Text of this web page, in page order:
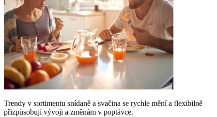
Trendy v sortimentu snídaně a svačina se rychle mění a flexibilně
přizpůsobují vývoji a změnám v poptávce.